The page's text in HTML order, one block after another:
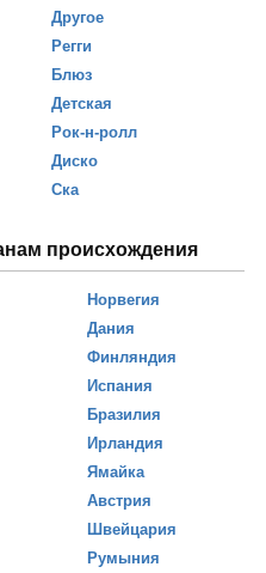
Другое
Регги
Блюз
Детская
Рок-н-ролл
Диско
Ска
происхождения
Норвегия
Дания
Финляндия
Испания
Бразилия
Ирландия
Ямайка
Австрия
Швейцария
Румыния